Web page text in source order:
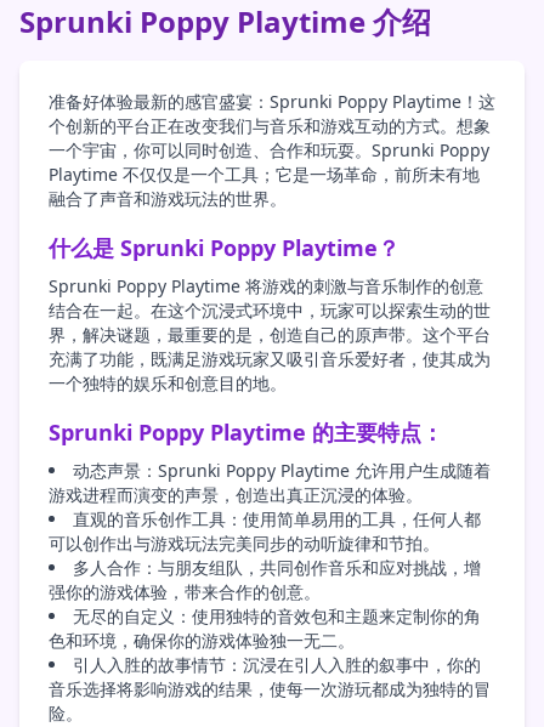
Sprunki Poppy Playtime 介绍
准备好体验最新的感官盛宴：Sprunki Poppy Playtime！这
个创新的平台正在改变我们与音乐和游戏互动的方式。想象
一个宇宙，你可以同时创造、合作和玩耍。Sprunki Poppy
Playtime 不仅仅是一个工具；它是一场革命，前所未有地
融合了声音和游戏玩法的世界。
什么是 Sprunki Poppy Playtime？
Sprunki Poppy Playtime 将游戏的刺激与音乐制作的创意
结合在一起。在这个沉浸式环境中，玩家可以探索生动的世
界，解决谜题，最重要的是，创造自己的原声带。这个平台
充满了功能，既满足游戏玩家又吸引音乐爱好者，使其成为
一个独特的娱乐和创意目的地。
Sprunki Poppy Playtime 的主要特点：
动态声景：Sprunki Poppy Playtime 允许用户生成随着
游戏进程而演变的声景，创造出真正沉浸的体验。
直观的音乐创作工具：使用简单易用的工具，任何人都
可以创作出与游戏玩法完美同步的动听旋律和节拍。
多人合作：与朋友组队，共同创作音乐和应对挑战，增
强你的游戏体验，带来合作的创意。
无尽的自定义：使用独特的音效包和主题来定制你的角
色和环境，确保你的游戏体验独一无二。
引人入胜的故事情节：沉浸在引人入胜的叙事中，你的
音乐选择将影响游戏的结果，使每一次游玩都成为独特的冒
险。